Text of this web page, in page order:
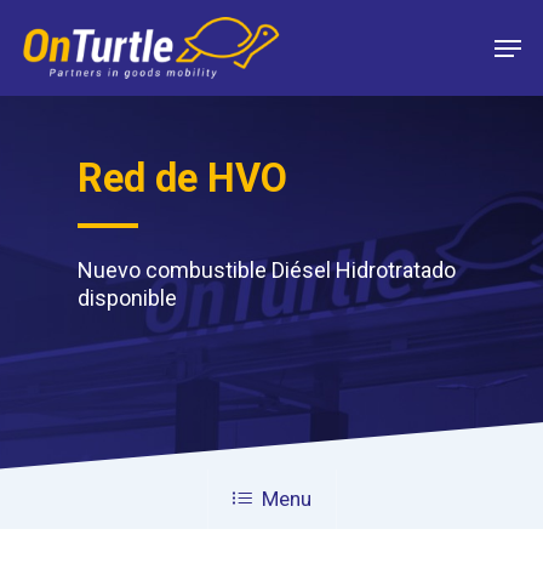
main
content
Red de HVO
Nuevo combustible Diésel Hidrotratado
disponible
Menu